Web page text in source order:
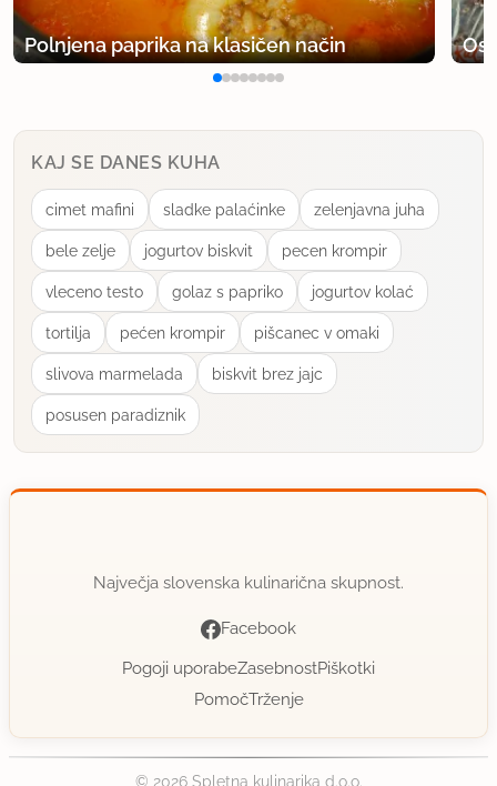
Polnjena paprika na klasičen način
KAJ SE DANES KUHA
cimet mafini sladke palaćinke zelenjavna juha
bele zelje jogurtov biskvit pecen krompir
vleceno testo golaz s papriko jogurtov kolać
tortilja pećen krompir pišcanec v omaki
slivova marmelada biskvit brez jajc
posusen paradiznik
Največja slovenska kulinarična skupnost.
Facebook
Pogoji uporabeZasebnostPiškotki
PomočTrženje
© 2026 Spletna kulinarika d.o.o.